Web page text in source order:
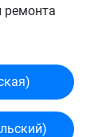
ремонта